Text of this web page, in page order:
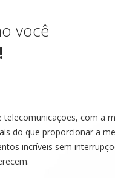
você
com a
do que proporcionar a
incríveis sem